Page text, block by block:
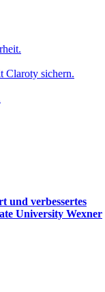
Claroty sichern.
und verbessertes
University Wexner